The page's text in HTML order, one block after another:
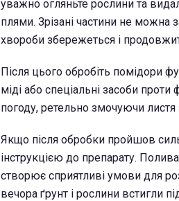
уважно огляньте рослини та
плями. Зрізані частини не
хвороби збережеться і
Після цього обробіть помідори
міді або спеціальні засоби
погоду, ретельно змочуючи листя
Якщо після обробки пройшов
інструкцією до препарату.
створює сприятливі умови для
вечора ґрунт і рослини встигли